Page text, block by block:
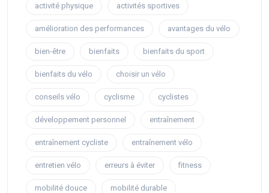
activité physique activités sportives
amélioration des performances avantages du vélo
bien-être bienfaits bienfaits du sport
bienfaits du vélo choisir un vélo
conseils vélo cyclisme cyclistes
développement personnel entraînement
entraînement cycliste entraînement vélo
entretien vélo erreurs à éviter fitness
mobilité douce mobilité durable